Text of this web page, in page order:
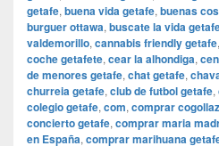
getafe, buena vida getafe, buenas
burguer ottawa, buscate la vida
valdemorillo, cannabis friendly getafe,
coche getafete, cear la alhondiga,
de menores getafe, chat getafe,
churreia getafe, club de futbol getafe,
colegio getafe, com, comprar
concierto getafe, comprar maria
en España, comprar marihuana